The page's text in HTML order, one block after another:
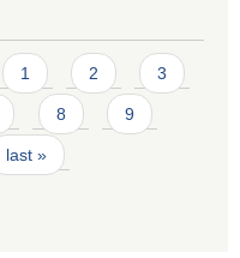
1 2 3
8 9
last »